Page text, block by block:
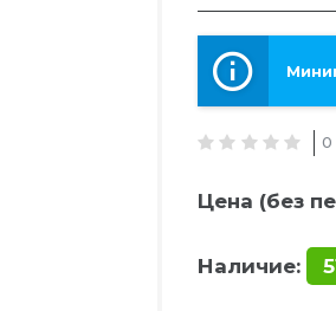
0
Цена (без
Наличие: